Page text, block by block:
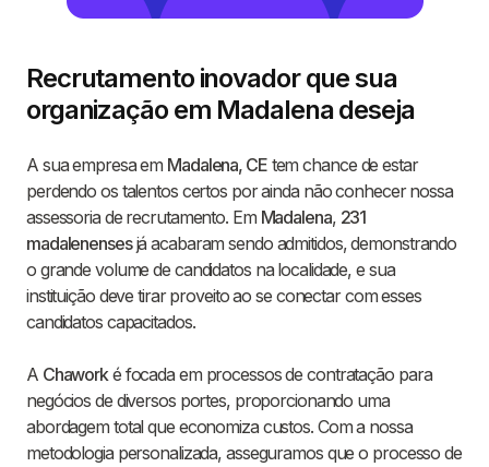
Recrutamento inovador que sua
organização em Madalena deseja
A sua empresa em Madalena, CEtem chance de estar
perdendo os talentos certos por ainda não conhecer nossa
assessoria de recrutamento. Em Madalena, 231
madalenensesjá acabaram sendo admitidos, demonstrando
o grande volume de candidatos na localidade, e sua
instituição deve tirar proveito ao se conectar com esses
candidatos capacitados.
A Chaworké focada em processos de contratação para
negócios de diversos portes, proporcionando uma
abordagem total que economiza custos. Com a nossa
metodologia personalizada, asseguramos que o processo de